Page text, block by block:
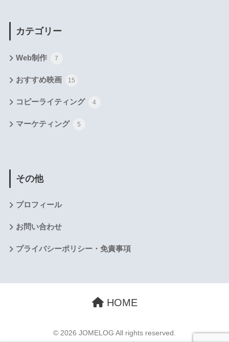
カテゴリー
Web制作 7
おすすめ映画 15
コピーライティング 4
マーケティング 5
その他
プロフィール
お問い合わせ
プライバシーポリシー・免責事項
HOME
© 2026 JOMELOG All rights reserved.